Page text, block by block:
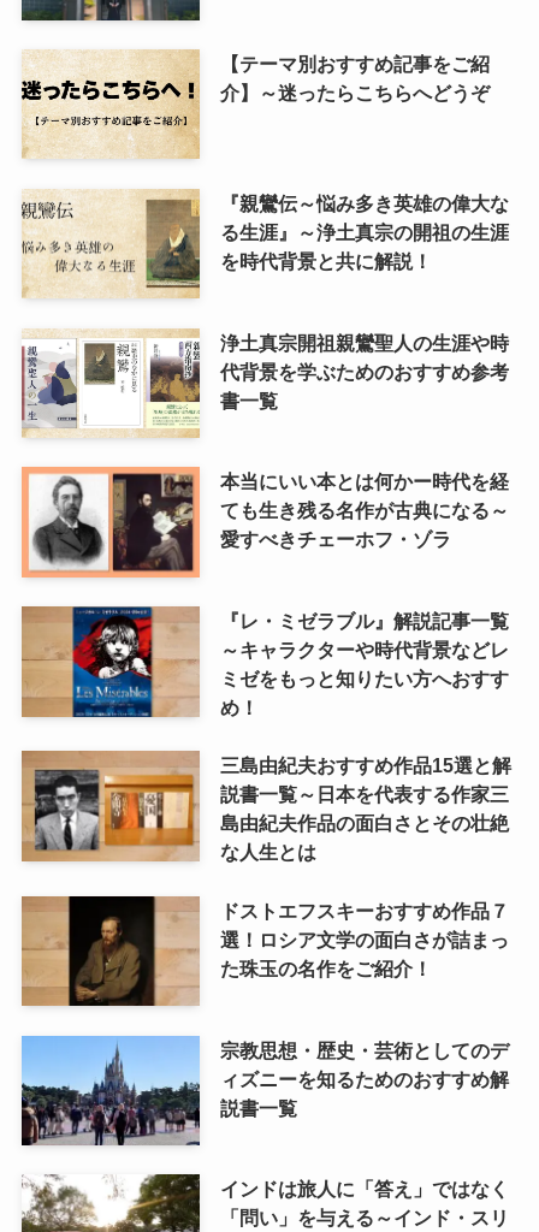
【テーマ別おすすめ記事をご紹
介】～迷ったらこちらへどうぞ
『親鸞伝～悩み多き英雄の偉大な
る生涯』～浄土真宗の開祖の生涯
を時代背景と共に解説！
浄土真宗開祖親鸞聖人の生涯や時
代背景を学ぶためのおすすめ参考
書一覧
本当にいい本とは何かー時代を経
ても生き残る名作が古典になる～
愛すべきチェーホフ・ゾラ
『レ・ミゼラブル』解説記事一覧
～キャラクターや時代背景などレ
ミゼをもっと知りたい方へおすす
め！
三島由紀夫おすすめ作品15選と解
説書一覧～日本を代表する作家三
島由紀夫作品の面白さとその壮絶
な人生とは
ドストエフスキーおすすめ作品７
選！ロシア文学の面白さが詰まっ
た珠玉の名作をご紹介！
宗教思想・歴史・芸術としてのデ
ィズニーを知るためのおすすめ解
説書一覧
インドは旅人に「答え」ではなく
「問い」を与える～インド・スリ